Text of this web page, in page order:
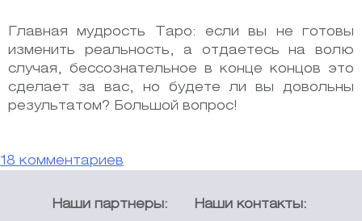
Главная мудрость Таро: если вы не готовы
изменить реальность, а отдаетесь на волю
случая, бессознательное в конце концов это
сделает за вас, но будете ли вы довольны
результатом? Большой вопрос!
18 комментариев
Наши партнеры: Наши контакты: